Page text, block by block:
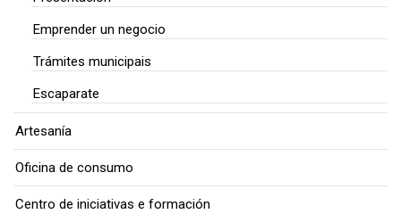
Emprender un negocio
Trámites municipais
Escaparate
Artesanía
Oficina de consumo
Centro de iniciativas e formación